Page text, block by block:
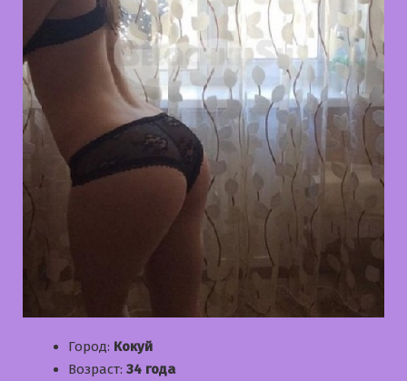
Город: Кокуй
Возраст: 34 года